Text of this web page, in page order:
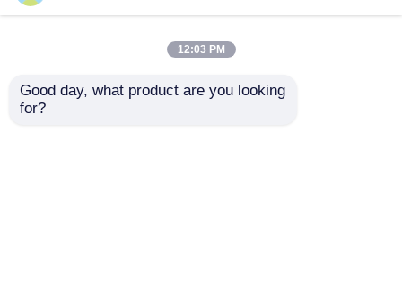
বর্গাকার পোস্ট সহ
ভালো দাম
৬/৫/৬মিমি তার
ভালো দাম
12:03 PM
Good day, what product are you looking
for?